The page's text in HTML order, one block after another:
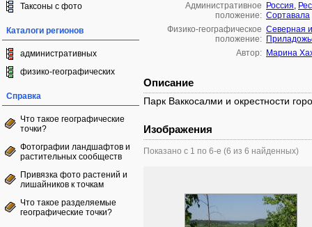
Таксоны с фото
Каталоги регионов
административных
физико-географических
Справка
Что такое географические
точки?
Фотографии ландшафтов и
растительных сообществ
Привязка фото растений и
лишайников к точкам
Что такое разделяемые
географические точки?
Административное
положение:
Россия,
Сортавала
Физико-географическое
положение:
Северная
Автор: Марина
Описание
Парк Ваккосалми и окрестности
Изображения
Показано с 1 по 6-е (6 из 6 найденных)